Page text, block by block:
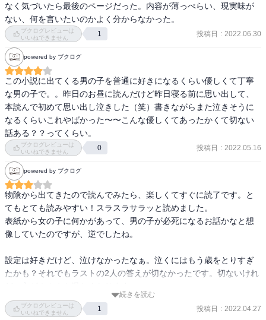
なく気づいたら最後のページだった。内容が薄っぺらい、現実味が
ブクログレビューは
いいねできません
1 投稿日 : 2022.06.30
powered by ブクログ
この小説に出てくる男の子を普通に好きになるくらい優しくて丁寧
な男の子で。。昨日のお昼に読んだけど昨日寝る前に思い出して、
本読んで初めて思い出し泣きした（笑）書きながらまた泣きそうに
なるくらいこれやばかった〜〜こんな優しくてあったかくて切ない
話ある？？ってくらい。
ブクログレビューは
いいねできません
0 投稿日 : 2022.05.16
powered by ブクログ
物陰から出てきたので読んでみたら、楽しくてすぐに読了です。と
てもとても読みやすい！スラスラサラッと読めました。
表紙から女の子に何かがあって、男の子が必死になるお話かなと想
像していたのですが、逆でしたね。
設定は好きだけど、泣けなかったなぁ。泣くにはもう歳をとりすぎ
たかも？それでもラストの2人の答えが切なかったです。切ないけれ
物語が進むにつれて、セイちゃんがどんどん強くなってて「凄い
続きを読む
ブクログレビューは
いいねできません
1 投稿日 : 2022.04.27